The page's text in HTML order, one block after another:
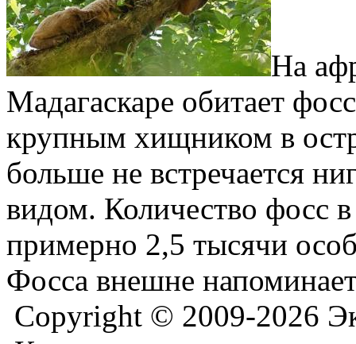
На
Мадагаскаре обитает
крупным хищником в
больше не встречается
видом. Количество фосс
примерно 2,5 тысячи
Фосса внешне
Copyright © 2009-2026